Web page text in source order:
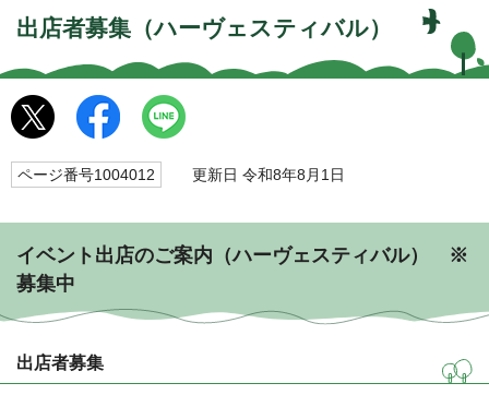
出店者募集（ハーヴェスティバル）
ページ番号1004012 更新日 令和8年8月1日
イベント出店のご案内（ハーヴェスティバル） ※
募集中
出店者募集